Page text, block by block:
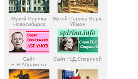
Музей Рериха
Новосибирск
Музей Рериха Верх-
Уймон
Сайт
Б.Н.Абрамова
Сайт Н.Д.Спириной